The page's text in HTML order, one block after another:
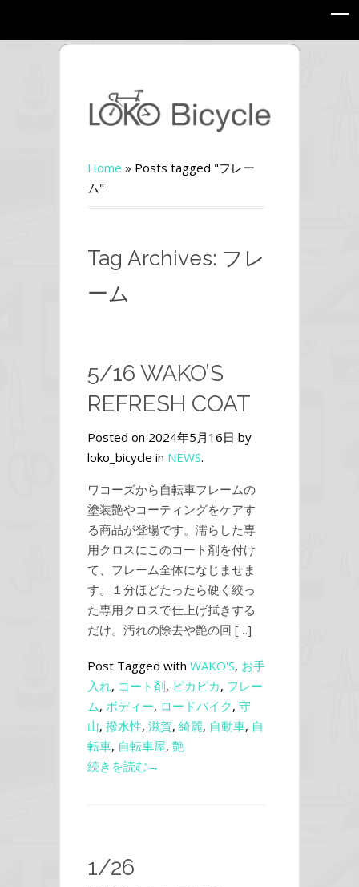
Home » Posts tagged "フレー
ム"
Tag Archives: フレ
ーム
5/16 WAKO’S
REFRESH COAT
Posted on 2024年5月16日 by
loko_bicycle in NEWS.
ワコーズから自転車フレームの
塗装艶やコーティングをケアす
る商品が登場です。濡らした専
用クロスにこのコート剤を付け
て、フレーム全体になじませま
す。１分ほどたったら硬く絞っ
た専用クロスで仕上げ拭きする
だけ。汚れの除去や艶の回 […]
Post Tagged with WAKO'S, お手
入れ, コート剤, ピカピカ, フレー
ム, ボディー, ロードバイク, 守
山, 撥水性, 滋賀, 綺麗, 自動車, 自
転車, 自転車屋, 艶
続きを読む→
1/26